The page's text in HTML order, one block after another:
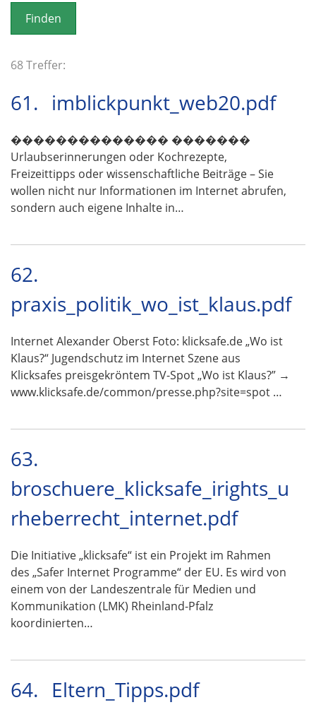
o
n
68 Treffer:
61. imblickpunkt_web20.pdf
�������������� �������
Urlaubserinnerungen oder Kochrezepte,
Freizeittipps oder wissenschaftliche Beiträge – Sie
wollen nicht nur Informationen im Internet abrufen,
sondern auch eigene Inhalte in…
62.
praxis_politik_wo_ist_klaus.pdf
Internet Alexander Oberst Foto: klicksafe.de „Wo ist
Klaus?“ Jugendschutz im Internet Szene aus
Klicksafes preisgekröntem TV-Spot „Wo ist Klaus?” →
www.klicksafe.de/common/presse.php?site=spot …
63.
broschuere_klicksafe_irights_u
rheberrecht_internet.pdf
Die Initiative „klicksafe“ ist ein Projekt im Rahmen
des „Safer Internet Programme“ der EU. Es wird von
einem von der Landeszentrale für Medien und
Kommunikation (LMK) Rheinland-Pfalz
koordinierten…
64. Eltern_Tipps.pdf